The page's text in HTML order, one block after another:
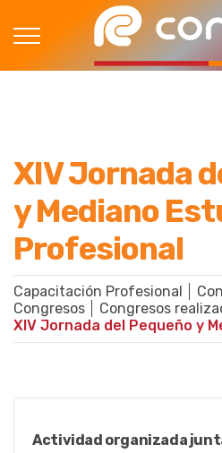
XIV Jornada
y Mediano
Profesional
Capacitación Profesional
Congresos
Congresos
Actividad organizada